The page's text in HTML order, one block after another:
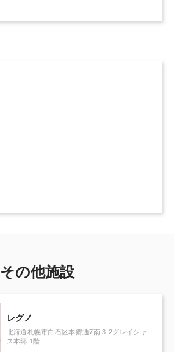
その他施設
レグノ
北海道札幌市白石区本郷通7南 3-2グレイシャ
ス本郷 1階